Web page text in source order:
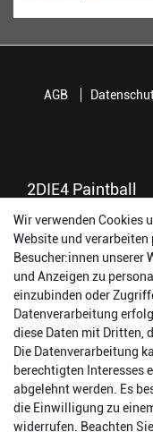
2DIE4 Paintball
56457 Westerburg
Reinhold-Ferger-
order@2die4-
0 26 63/ 9 68 69 37
Öffnungszeiten
Dienstag:
Mittwoch:
Donnerstag:
AGB
Wir verwenden Cookies
Website und verarbeiten
Besucher:innen unserer
und Anzeigen zu
einzubinden oder
Datenverarbeitung
diese Daten mit Dritten,
Die Datenverarbeitung
berechtigten Interesses
abgelehnt werden. Es
die Einwilligung zu
widerrufen. Beachten